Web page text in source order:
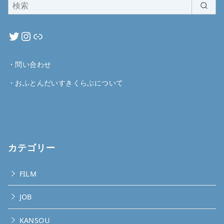
・ 問い合わせ
・ おふとんだいすきくらぶについて
カテゴリー
FILM
JOB
KANSOU